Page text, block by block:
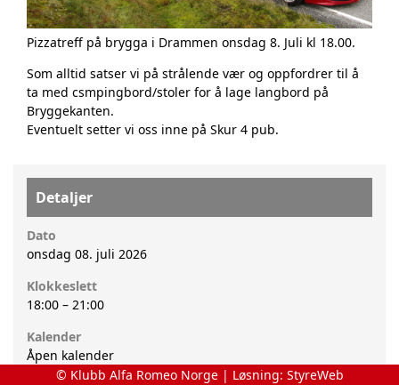
Pizzatreff på brygga i Drammen onsdag 8. Juli kl 18.00.
Som alltid satser vi på strålende vær og oppfordrer til å
ta med csmpingbord/stoler for å lage langbord på
Bryggekanten.
Eventuelt setter vi oss inne på Skur 4 pub.
Detaljer
Dato
onsdag 08. juli 2026
Klokkeslett
18:00 – 21:00
Kalender
Åpen kalender
© Klubb Alfa Romeo Norge | Løsning: StyreWeb